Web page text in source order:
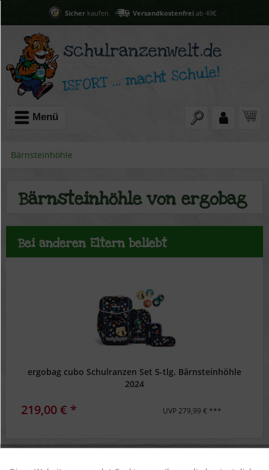
Sicherkaufen Versandkostenfreiab 49€
Menü
Bärnsteinhöhle
Bärnsteinhöhle von ergobag
Bei anderen Eltern beliebt
ergobag cubo Schulranzen Set 5-tlg. Bärnsteinhöhle
2024
219,00 € * UVP 279,99 € ***